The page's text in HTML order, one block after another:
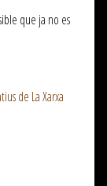
que ja no es
de La Xarxa